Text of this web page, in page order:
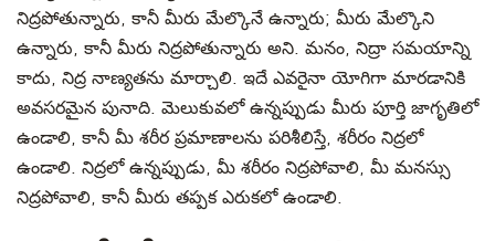
నిద్రపోతున్నారు, కానీ మీరు మేల్కొనే ఉన్నారు; మీరు మేల్కొని
ఉన్నారు, కానీ మీరు నిద్రపోతున్నారు అని. మనం, నిద్రా సమయాన్ని
కాదు, నిద్ర నాణ్యతను మార్చాలి. ఇదే ఎవరైనా యోగిగా మారడానికి
అవసరమైన పునాది. మెలుకువలో ఉన్నప్పుడు మీరు పూర్తి జాగృతిలో
ఉండాలి, కానీ మీ శరీర ప్రమాణాలను పరిశీలిస్తే, శరీరం నిద్రలో
ఉండాలి. నిద్రలో ఉన్నప్పుడు, మీ శరీరం నిద్రపోవాలి, మీ మనస్సు
నిద్రపోవాలి, కానీ మీరు తప్పక ఎరుకలో ఉండాలి.